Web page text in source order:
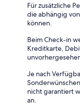
Für zusätzliche
die abhängig
können.
Beim Check-in
Kreditkarte,
Je nach
nicht garantiert
an.